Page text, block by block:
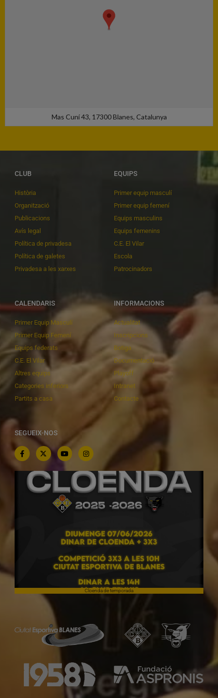
Mas Cuní 43, 17300 Blanes, Catalunya
CLUB
Història
Organització
Publicacions
Avís legal
Política de privadesa
Política de galetes
Privadesa a les xarxes
EQUIPS
Primer equip masculí
Primer equip femení
Equips masculins
Equips femenins
C.E. El Vilar
Escola
Patrocinadors
CALENDARIS
Primer Equip Masculí
Primer Equip Femení
Equips federats
C.E. El Vilar
Altres equips
Categories inferiors
Partits a casa
INFORMACIONS
Actualitat
Inscripcions
Botiga
Documentació
Playoff
Intranet
Contacte
SEGUEIX-NOS
Cloenda de temporada